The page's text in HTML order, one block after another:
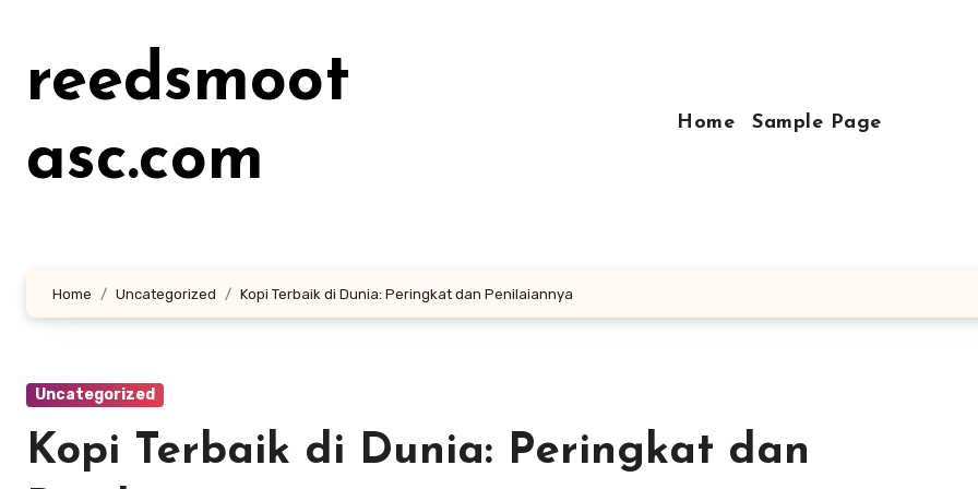
kontenreedsmoot
asc.com
Home Sample Page
Home Uncategorized Kopi Terbaik di Dunia: Peringkat dan Penilaiannya
Uncategorized
Kopi Terbaik di Dunia: Peringkat dan